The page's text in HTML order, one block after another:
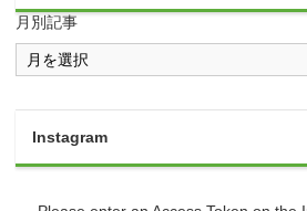
月別記事
Instagram